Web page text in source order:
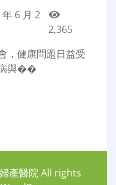
6 月 2
2,365
，健康問題日益受
病與��
產醫院All rights